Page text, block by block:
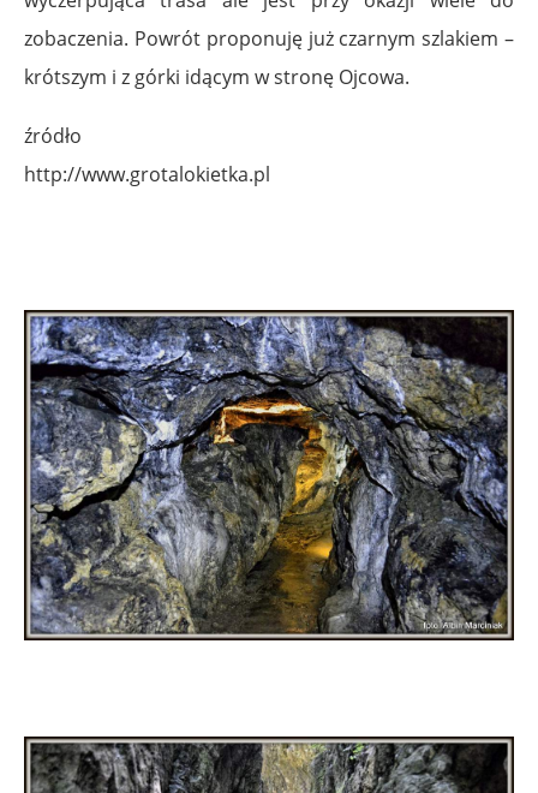
zobaczenia. Powrót proponuję już czarnym szlakiem –
krótszym i z górki idącym w stronę Ojcowa.
źródło
http://www.grotalokietka.pl